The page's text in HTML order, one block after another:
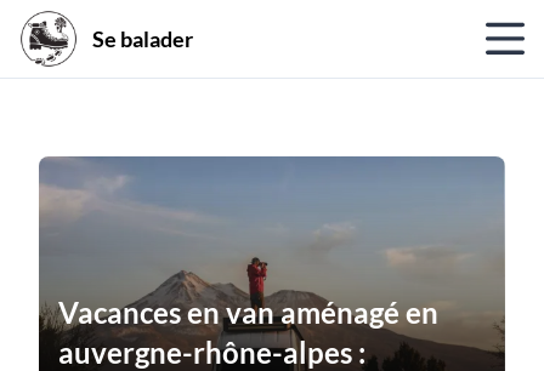
Se balader
Vacances en van aménagé en
auvergne-rhône-alpes :